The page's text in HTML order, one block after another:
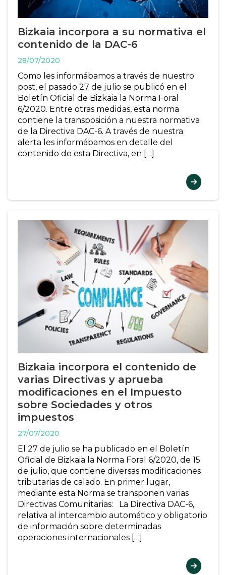
Bizkaia incorpora a su normativa el
contenido de la DAC-6
28/07/2020
Como les informábamos a través de nuestro
post, el pasado 27 de julio se publicó en el
Boletín Oficial de Bizkaia la Norma Foral
6/2020. Entre otras medidas, esta norma
contiene la transposición a nuestra normativa
de la Directiva DAC-6. A través de nuestra
alerta les informábamos en detalle del
contenido de esta Directiva, en […]
Bizkaia incorpora el contenido de
varias Directivas y aprueba
modificaciones en el Impuesto
sobre Sociedades y otros
impuestos
27/07/2020
El 27 de julio se ha publicado en el Boletín
Oficial de Bizkaia la Norma Foral 6/2020, de 15
de julio, que contiene diversas modificaciones
tributarias de calado. En primer lugar,
mediante esta Norma se transponen varias
Directivas Comunitarias: La Directiva DAC-6,
relativa al intercambio automático y obligatorio
de información sobre determinadas
operaciones internacionales […]